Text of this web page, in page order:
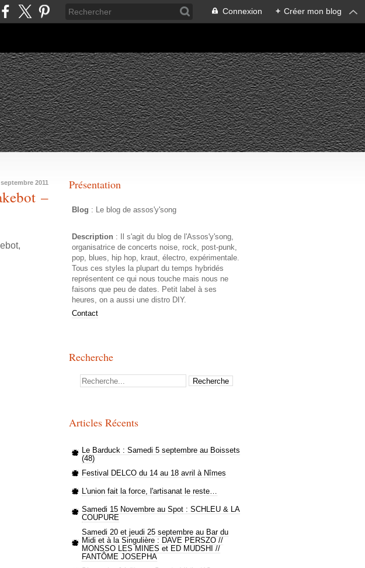
Connexion + Créer mon blog
2011
–
,
Présentation
Blog : Le blog de assos'y'song
Description : Il s'agit du blog de l'Assos'y'song,
organisatrice de concerts noise, rock, post-punk,
pop, blues, hip hop, kraut, électro, expérimentale.
Tous ces styles la plupart du temps hybridés
représentent ce qui nous touche mais nous ne
faisons que peu de dates. Petit label à ses
heures, on a aussi une distro DIY.
Contact
Recherche
Articles Récents
Le Barduck : Samedi 5 septembre au Boissets
(48)
Festival DELCO du 14 au 18 avril à Nîmes
L'union fait la force, l'artisanat le reste…
Samedi 15 Novembre au Spot : SCHLEU & LA
COUPURE
Samedi 20 et jeudi 25 septembre au Bar du
Midi et à la Singulière : DAVE PERSZO //
MONSSO LES MINES et ED MUDSHI //
FANTÔME JOSEPHA